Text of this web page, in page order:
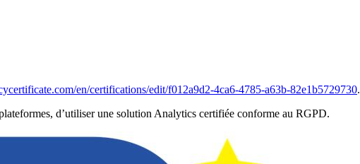
en/certifications/edit/f012a9d2-4ca6-4785-a63b-82e1b5729730.
d’utiliser une solution Analytics certifiée conforme au RGPD.